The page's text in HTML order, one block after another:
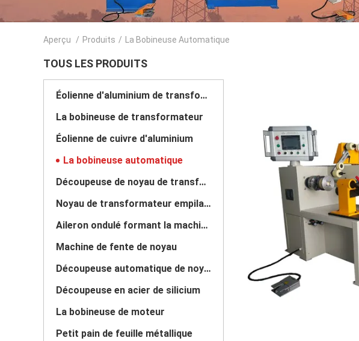
Aperçu / Produits / La Bobineuse Automatique
TOUS LES PRODUITS
Éolienne d'aluminium de transformateur
La bobineuse de transformateur
Éolienne de cuivre d'aluminium
La bobineuse automatique
Découpeuse de noyau de transformateur
Noyau de transformateur empilant le Tableau
Aileron ondulé formant la machine
Machine de fente de noyau
Découpeuse automatique de noyau
Découpeuse en acier de silicium
La bobineuse de moteur
Petit pain de feuille métallique